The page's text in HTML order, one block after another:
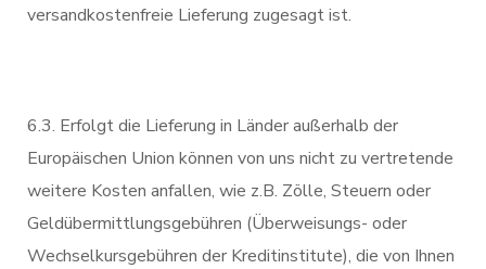
versandkostenfreie Lieferung zugesagt ist.
6.3. Erfolgt die Lieferung in Länder außerhalb der
Europäischen Union können von uns nicht zu vertretende
weitere Kosten anfallen, wie z.B. Zölle, Steuern oder
Geldübermittlungsgebühren (Überweisungs- oder
Wechselkursgebühren der Kreditinstitute), die von Ihnen